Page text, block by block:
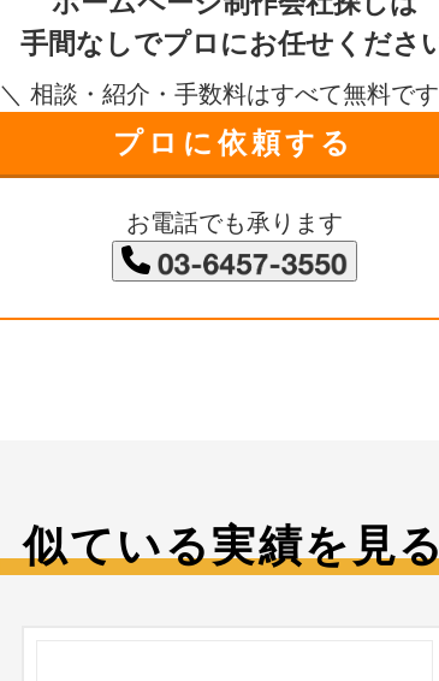
手間なしでプロにお任せくださ
＼ 相談・紹介・手数料はすべて無料で
プロに依頼する
お電話でも承ります
似ている実績を見